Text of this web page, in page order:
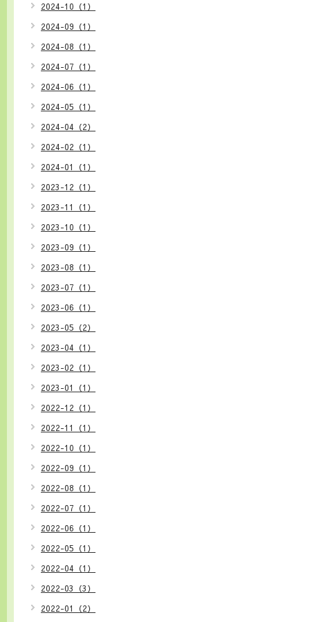
2024-10（1）
2024-09（1）
2024-08（1）
2024-07（1）
2024-06（1）
2024-05（1）
2024-04（2）
2024-02（1）
2024-01（1）
2023-12（1）
2023-11（1）
2023-10（1）
2023-09（1）
2023-08（1）
2023-07（1）
2023-06（1）
2023-05（2）
2023-04（1）
2023-02（1）
2023-01（1）
2022-12（1）
2022-11（1）
2022-10（1）
2022-09（1）
2022-08（1）
2022-07（1）
2022-06（1）
2022-05（1）
2022-04（1）
2022-03（3）
2022-01（2）